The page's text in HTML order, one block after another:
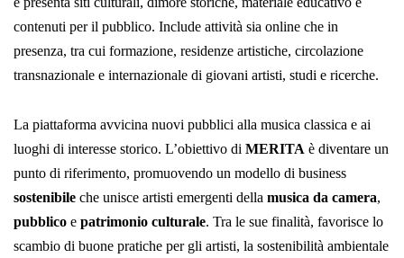
contenuti per il pubblico. Include attività sia online che in
presenza, tra cui formazione, residenze artistiche, circolazione
transnazionale e internazionale di giovani artisti, studi e ricerche.
La piattaforma avvicina nuovi pubblici alla musica classica e ai
luoghi di interesse storico. L’obiettivo di MERITA è diventare un
punto di riferimento, promuovendo un modello di business
sostenibile che unisce artisti emergenti della musica da camera,
pubblico e patrimonio culturale. Tra le sue finalità, favorisce lo
scambio di buone pratiche per gli artisti, la sostenibilità ambientale